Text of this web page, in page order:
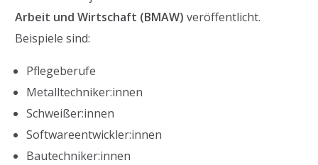
Arbeit und Wirtschaft (BMAW) veröffentlicht.
Beispiele sind:
Pflegeberufe
Metalltechniker:innen
Schweißer:innen
Softwareentwickler:innen
Bautechniker:innen